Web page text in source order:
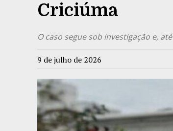
Criciúma
O caso segue sob investigação e,
9 de julho de 2026